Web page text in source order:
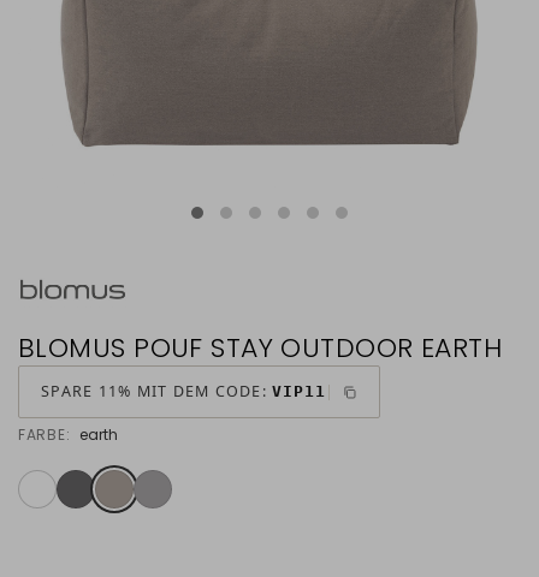
BLOMUS POUF STAY OUTDOOR EARTH
SPARE 11% MIT DEM CODE: VIP11
FARBE: earth